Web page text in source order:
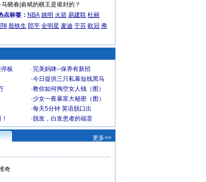
·马晓春| 俞斌的棋王是谁封的？
点标签： NBA 姚明 火箭 易建联 杜丽
殷铁生 郎平 全明星 麦迪 于芬 欧冠 弗
板 ·完美妈咪--保养有新招
·今日提供三只私幕短线黑马
·教你如何掏空女人钱（图）
·少女一夜暴富大秘密（图）
·每天5分钟 英语脱口出
· 脱发，白发患者的福音
更多>>
奇